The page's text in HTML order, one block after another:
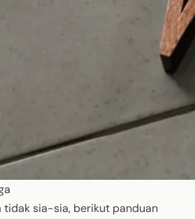
tidak sia-sia, berikut panduan